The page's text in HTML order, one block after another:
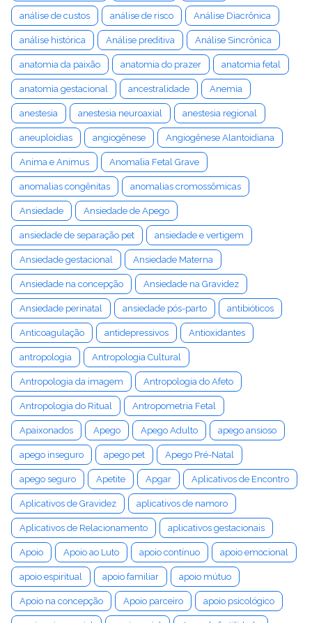
análise de custos análise de risco Análise Diacrônica
análise histórica Análise preditiva Análise Sincrônica
anatomia da paixão anatomia do prazer anatomia fetal
anatomia gestacional ancestralidade Anemia
anestesia anestesia neuroaxial anestesia regional
aneuploidias angiogênese Angiogênese Alantoidiana
Anima e Animus Anomalia Fetal Grave
anomalias congênitas anomalias cromossômicas
Ansiedade Ansiedade de Apego
ansiedade de separação pet ansiedade e vertigem
Ansiedade gestacional Ansiedade Materna
Ansiedade na concepção Ansiedade na Gravidez
Ansiedade perinatal ansiedade pós-parto antibióticos
Anticoagulação antidepressivos Antioxidantes
antropologia Antropologia Cultural
Antropologia da imagem Antropologia do Afeto
Antropologia do Ritual Antropometria Fetal
Apaixonados Apego Apego Adulto apego ansioso
apego inseguro apego pet Apego Pré-Natal
apego seguro Apetite Apgar Aplicativos de Encontro
Aplicativos de Gravidez aplicativos de namoro
Aplicativos de Relacionamento aplicativos gestacionais
Apoio Apoio ao Luto apoio contínuo apoio emocional
apoio espiritual apoio familiar apoio mútuo
Apoio na concepção Apoio parceiro apoio psicológico